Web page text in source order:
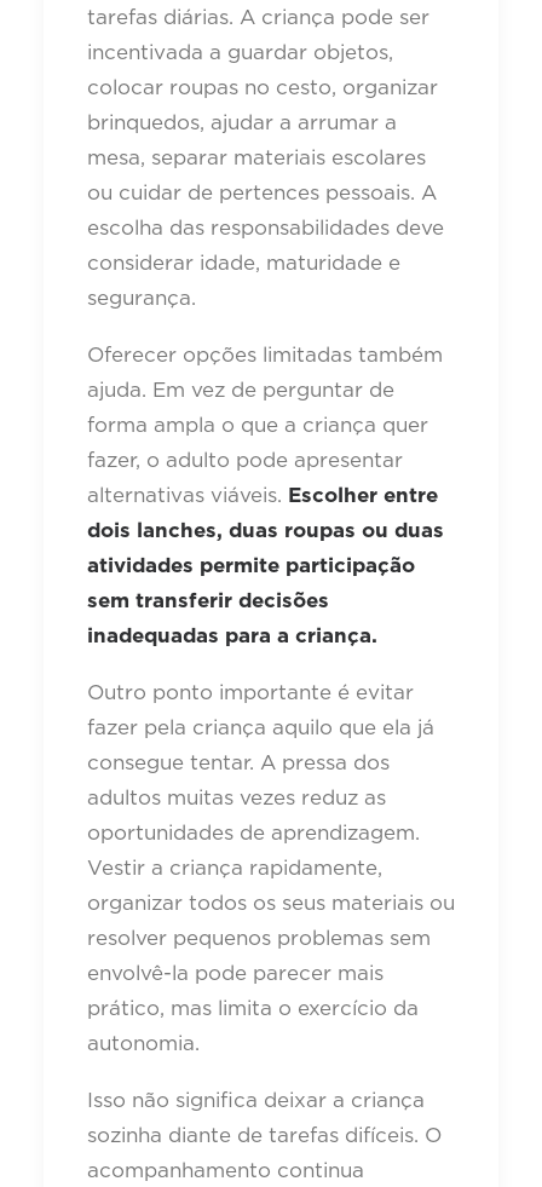
tarefas diárias. A criança pode ser
incentivada a guardar objetos,
colocar roupas no cesto, organizar
brinquedos, ajudar a arrumar a
mesa, separar materiais escolares
ou cuidar de pertences pessoais. A
escolha das responsabilidades deve
considerar idade, maturidade e
segurança.
Oferecer opções limitadas também
ajuda. Em vez de perguntar de
forma ampla o que a criança quer
fazer, o adulto pode apresentar
alternativas viáveis. Escolher entre
dois lanches, duas roupas ou duas
atividades permite participação
sem transferir decisões
inadequadas para a criança.
Outro ponto importante é evitar
fazer pela criança aquilo que ela já
consegue tentar. A pressa dos
adultos muitas vezes reduz as
oportunidades de aprendizagem.
Vestir a criança rapidamente,
organizar todos os seus materiais ou
resolver pequenos problemas sem
envolvê-la pode parecer mais
prático, mas limita o exercício da
autonomia.
Isso não significa deixar a criança
sozinha diante de tarefas difíceis. O
acompanhamento continua